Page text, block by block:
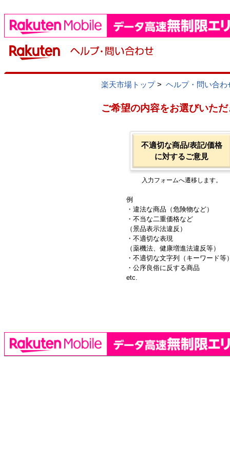
楽天市場トップ> ヘルプ・問い合わ
ご希望の内容をお選びいた
不適切な商品/表記/価格
に対するご意見
入力フォームへ遷移します。
例
・違法な商品（危険物など）
・不当な二重価格など
（景品表示法違反）
・不適切な表現
（薬機法、健康増進法違反等）
・不適切な文字列（キーワード等
・公序良俗に反する商品
etc.